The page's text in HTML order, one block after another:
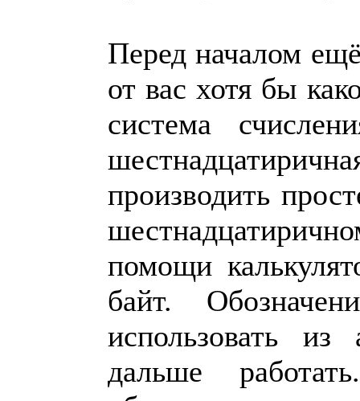
Перед началом
от вас хотя бы
система
производить
помощи
байт.
использовать
дальше